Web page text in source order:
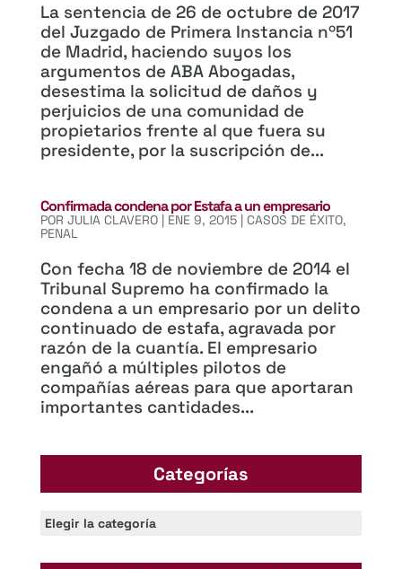
La sentencia de 26 de octubre de 2017
del Juzgado de Primera Instancia nº51
de Madrid, haciendo suyos los
argumentos de ABA Abogadas,
desestima la solicitud de daños y
perjuicios de una comunidad de
propietarios frente al que fuera su
presidente, por la suscripción de...
Confirmada condena por Estafa a un empresario
POR JULIA CLAVERO| ENE 9, 2015| CASOS DE ÉXITO,
PENAL
Con fecha 18 de noviembre de 2014 el
Tribunal Supremo ha confirmado la
condena a un empresario por un delito
continuado de estafa, agravada por
razón de la cuantía. El empresario
engañó a múltiples pilotos de
compañías aéreas para que aportaran
importantes cantidades...
Categorías
Categorías